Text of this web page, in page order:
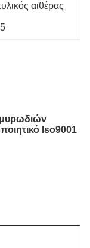
αιθέρας
μυρωδιών
Iso9001